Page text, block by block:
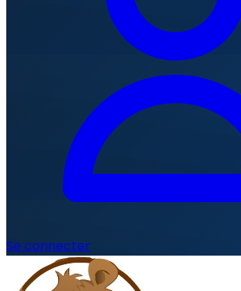
Se connecter